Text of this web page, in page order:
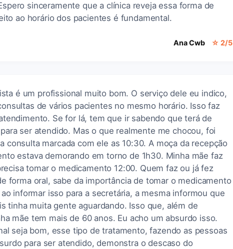
sinceramente que a clínica reveja essa forma de
ao horário dos pacientes é fundamental.
Ana Cwb ☆ 2/5
é um profissional muito bom. O serviço dele eu indico,
de vários pacientes no mesmo horário. Isso faz
Se for lá, tem que ir sabendo que terá de
ser atendido. Mas o que realmente me chocou, foi
consulta marcada com ele as 10:30. A moça da recepção
estava demorando em torno de 1h30. Minha mãe faz
tomar o medicamento 12:00. Quem faz ou já fez
forma oral, sabe da importância de tomar o medicamento
informar isso para a secretária, a mesma informou que
tinha muita gente aguardando. Isso que, além de
mãe tem mais de 60 anos. Eu acho um absurdo isso.
seja bom, esse tipo de tratamento, fazendo as pessoas
para ser atendido, demonstra o descaso do